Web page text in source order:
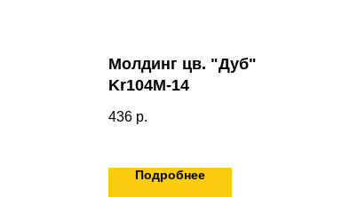
Молдинг цв. "Дуб"
Kr104M-14
436 р.
Подробнее